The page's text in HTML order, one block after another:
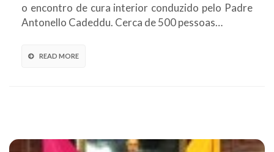
o encontro de cura interior conduzido pelo Padre
Antonello Cadeddu. Cerca de 500 pessoas…
READ MORE